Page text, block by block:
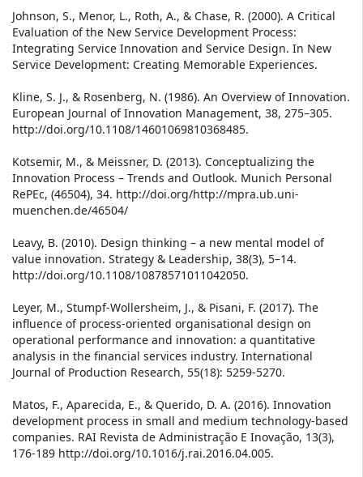
Johnson, S., Menor, L., Roth, A., & Chase, R. (2000). A Critical
Evaluation of the New Service Development Process:
Integrating Service Innovation and Service Design. In New
Service Development: Creating Memorable Experiences.
Kline, S. J., & Rosenberg, N. (1986). An Overview of Innovation.
European Journal of Innovation Management, 38, 275–305.
http://doi.org/10.1108/14601069810368485.
Kotsemir, M., & Meissner, D. (2013). Conceptualizing the
Innovation Process – Trends and Outlook. Munich Personal
RePEc, (46504), 34. http://doi.org/http://mpra.ub.uni-
muenchen.de/46504/
Leavy, B. (2010). Design thinking – a new mental model of
value innovation. Strategy & Leadership, 38(3), 5–14.
http://doi.org/10.1108/10878571011042050.
Leyer, M., Stumpf-Wollersheim, J., & Pisani, F. (2017). The
influence of process-oriented organisational design on
operational performance and innovation: a quantitative
analysis in the financial services industry. International
Journal of Production Research, 55(18): 5259-5270.
Matos, F., Aparecida, E., & Querido, D. A. (2016). Innovation
development process in small and medium technology-based
companies. RAI Revista de Administração E Inovação, 13(3),
176-189 http://doi.org/10.1016/j.rai.2016.04.005.